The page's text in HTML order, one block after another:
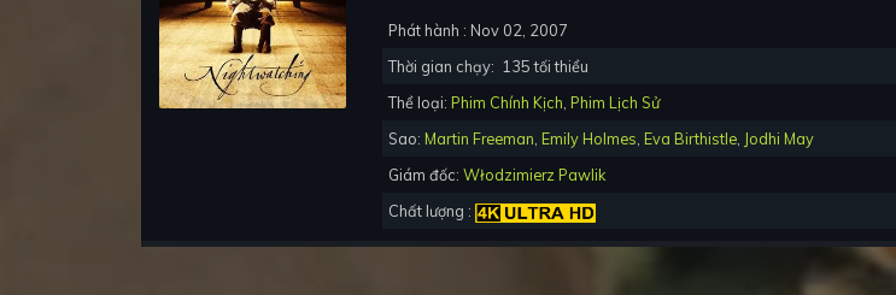
Phát hành : Nov 02, 2007
Thời gian chạy: 135tối thiểu
Thể loại: Phim Chính Kịch, Phim Lịch Sử
Sao: Martin Freeman, Emily Holmes, Eva Birthistle, Jodhi May
Giám đốc: Włodzimierz Pawlik
Chất lượng :